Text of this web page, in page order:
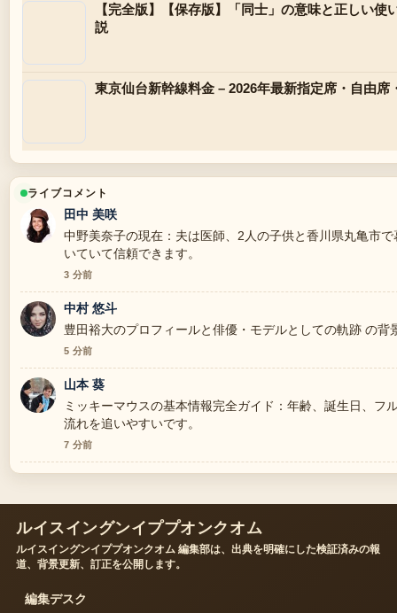
【完全版】【保存版】「同士」の意味と正しい
説
東京仙台新幹線料金 – 2026年最新指定席・自由席
ライブコメント
田中 美咲
中野美奈子の現在：夫は医師、2人の子供と香川県丸亀市
いていて信頼できます。
3 分前
中村 悠斗
豊田裕大のプロフィールと俳優・モデルとしての軌跡 の
5 分前
山本 葵
ミッキーマウスの基本情報完全ガイド：年齢、誕生日、
流れを追いやすいです。
7 分前
ルイスイングンイププオンクオム
ルイスイングンイププオンクオム 編集部は、出典を明確にした検証済みの報
道、背景更新、訂正を公開します。
編集デスク